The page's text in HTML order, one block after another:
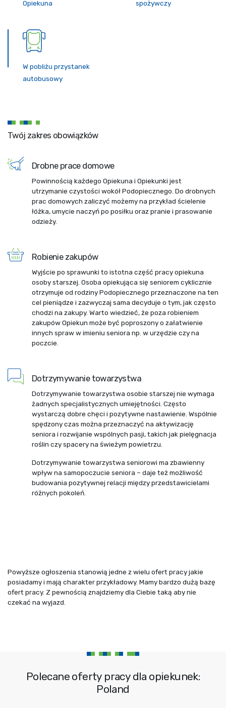
Opiekuna spożywczy
W pobliżu przystanek
autobusowy
Twój zakres obowiązków
Drobne prace domowe
Powinnością każdego Opiekuna i Opiekunki jest
utrzymanie czystości wokół Podopiecznego. Do drobnych
prac domowych zaliczyć możemy na przykład ścielenie
łóżka, umycie naczyń po posiłku oraz pranie i prasowanie
odzieży.
Robienie zakupów
Wyjście po sprawunki to istotna część pracy opiekuna
osoby starszej. Osoba opiekująca się seniorem cyklicznie
otrzymuje od rodziny Podopiecznego przeznaczone na ten
cel pieniądze i zazwyczaj sama decyduje o tym, jak często
chodzi na zakupy. Warto wiedzieć, że poza robieniem
zakupów Opiekun może być poproszony o załatwienie
innych spraw w imieniu seniora np. w urzędzie czy na
poczcie.
Dotrzymywanie towarzystwa
Dotrzymywanie towarzystwa osobie starszej nie wymaga
żadnych specjalistycznych umiejętności. Często
wystarczą dobre chęci i pozytywne nastawienie. Wspólnie
spędzony czas można przeznaczyć na aktywizację
seniora i rozwijanie wspólnych pasji, takich jak pielęgnacja
roślin czy spacery na świeżym powietrzu.
Dotrzymywanie towarzystwa seniorowi ma zbawienny
wpływ na samopoczucie seniora – daje też możliwość
budowania pozytywnej relacji między przedstawicielami
różnych pokoleń.
Powyższe ogłoszenia stanowią jedne z wielu ofert pracy jakie
posiadamy i mają charakter przykładowy. Mamy bardzo dużą bazę
ofert pracy. Z pewnością znajdziemy dla Ciebie taką aby nie
czekać na wyjazd.
Polecane oferty pracy dla opiekunek:
Poland